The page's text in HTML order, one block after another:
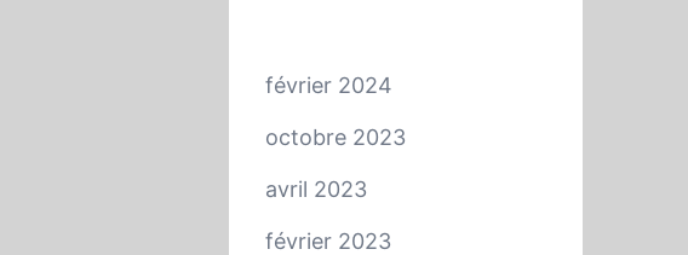
février 2024
octobre 2023
avril 2023
février 2023